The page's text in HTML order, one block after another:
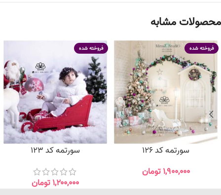
محصولات مشابه
فروخته شده
سورتمه کد 126
۱,۹۰۰,۰۰۰ تومان
فروخته شده
سورتمه کد 123
۱,۲۰۰,۰۰۰تومان